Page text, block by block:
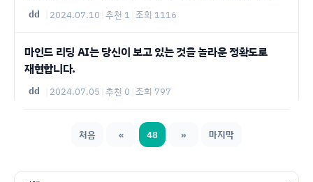
dd 2024.07.10 추천 1 조회 1116
마인드 리딩 AI는 당신이 보고 있는 것을 놀라운 정확도로
재현합니다.
dd 2024.07.05 추천 0 조회 797
처음 « 48 » 마지막